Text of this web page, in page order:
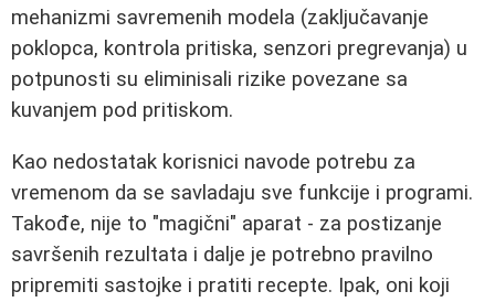
mehanizmi savremenih modela (zaključavanje
poklopca, kontrola pritiska, senzori pregrevanja) u
potpunosti su eliminisali rizike povezane sa
kuvanjem pod pritiskom.
Kao nedostatak korisnici navode potrebu za
vremenom da se savladaju sve funkcije i programi.
Takođe, nije to "magični" aparat - za postizanje
savršenih rezultata i dalje je potrebno pravilno
pripremiti sastojke i pratiti recepte. Ipak, oni koji